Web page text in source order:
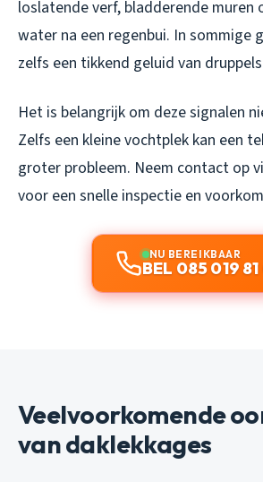
loslatende verf, bladderende muren
water na een regenbui. In sommige
zelfs een tikkend geluid van
Het is belangrijk om deze signalen
Zelfs een kleine vochtplek kan een
groter probleem. Neem contact op
voor een snelle inspectie en
NU BEREIKBAAR
BEL 085 019
Veelvoorkomende
van daklekkages